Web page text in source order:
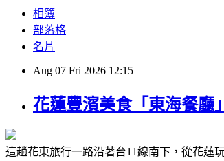
相簿
部落格
名片
Aug 07 Fri 2026 12:15
花蓮豐濱美食「東海餐廳
這趟花東旅行一路沿著台11線南下，從花蓮